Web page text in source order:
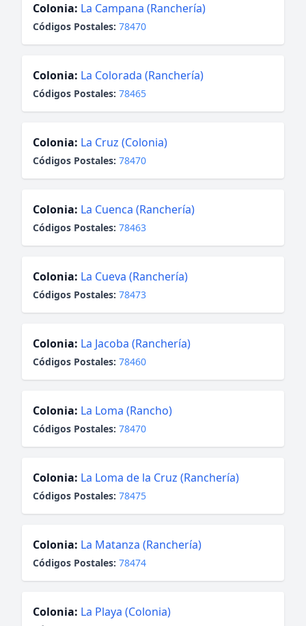
Colonia: La Campana (Ranchería)
Códigos Postales: 78470
Colonia: La Colorada (Ranchería)
Códigos Postales: 78465
Colonia: La Cruz (Colonia)
Códigos Postales: 78470
Colonia: La Cuenca (Ranchería)
Códigos Postales: 78463
Colonia: La Cueva (Ranchería)
Códigos Postales: 78473
Colonia: La Jacoba (Ranchería)
Códigos Postales: 78460
Colonia: La Loma (Rancho)
Códigos Postales: 78470
Colonia: La Loma de la Cruz (Ranchería)
Códigos Postales: 78475
Colonia: La Matanza (Ranchería)
Códigos Postales: 78474
Colonia: La Playa (Colonia)